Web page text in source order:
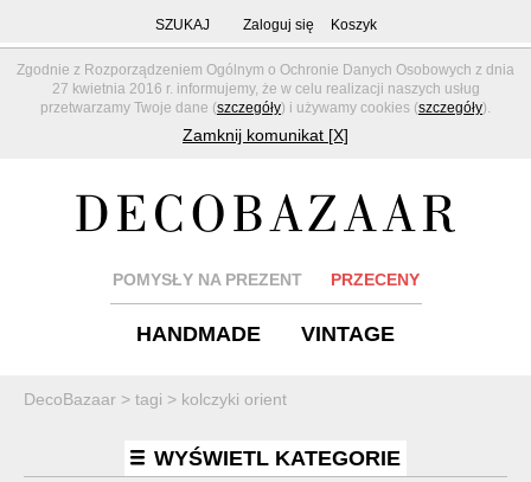
Zgodnie z Rozporządzeniem Ogólnym o Ochronie Danych Osobowych z dnia
27 kwietnia 2016 r. informujemy, że w celu realizacji naszych usług
przetwarzamy Twoje dane (szczegóły) i używamy cookies (szczegóły).
Zamknij komunikat [X]
SZUKAJ Zaloguj się Koszyk
POMYSŁY NA PREZENT PRZECENY
HANDMADE VINTAGE
DecoBazaar > tagi > kolczyki orient
WYŚWIETL KATEGORIE